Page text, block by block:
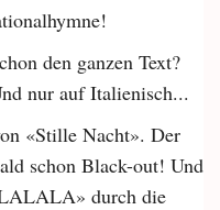
den ganzen Text?
nur auf Italienisch...
«Stille Nacht». Der
schon Black-out! Und
durch die